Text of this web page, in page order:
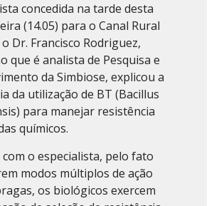
concedida na tarde desta
(14.05) para o Canal Rural
Dr. Francisco Rodriguez,
que é analista de Pesquisa e
da Simbiose, explicou a
da utilização de BT (Bacillus
para manejar resistência
químicos.
o especialista, pelo fato
modos múltiplos de ação
os biológicos exercem